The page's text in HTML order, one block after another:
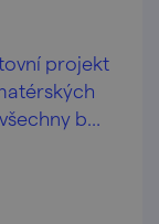
projekt
bez